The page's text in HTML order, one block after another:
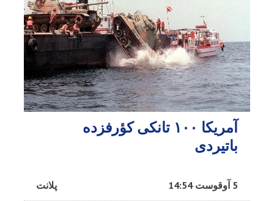
آمریکا ۱۰۰ تانکی کؤرفزده
باتیردی
پلانت 5 آوقوست 14:54